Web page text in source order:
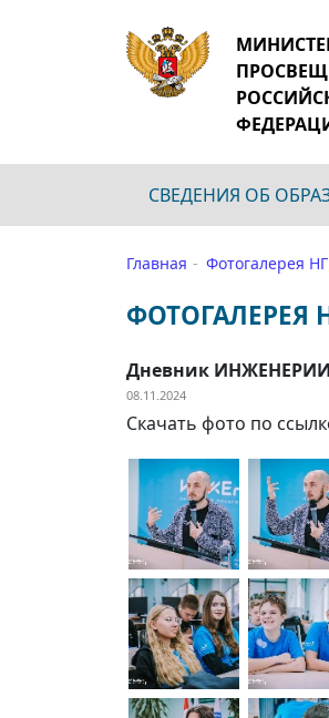
СВЕДЕНИЯ ОБ
Главная Фотогалерея
ФОТОГАЛЕРЕЯ
Дневник
08.11.2024
Скачать фото по